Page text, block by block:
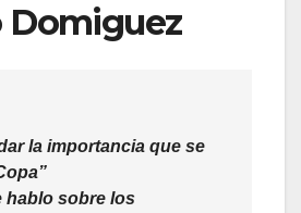
Domiguez
la importancia que se
hablo sobre los